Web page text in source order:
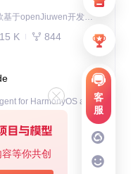
客
服
等你共创
JiuwenSwarm 是一款基于openJiuwen开发的智能AI Agent，它能够将大语言模型的强大能力，通过你日常使用的各类通讯应用，直接延伸至你的指尖。
K 844
An open-source AI Agent for HarmonyOS applcation development.
hub